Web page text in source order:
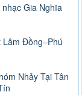
Gia Nghĩa
Đồng–Phú
Nhảy Tại Tân